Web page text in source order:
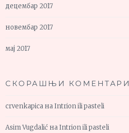
децембар 2017
новембар 2017
мај 2017
СКОРАШЊИ КОМЕНТАРИ
crvenkapica наIntrion ili pasteli
Asim Vugdalić наIntrion ili pasteli